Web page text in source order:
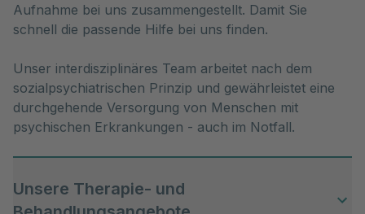
Aufnahme bei uns zusammengestellt. Damit Sie
schnell die passende Hilfe bei uns finden.
Unser interdisziplinäres Team arbeitet nach dem
sozialpsychiatrischen Prinzip und gewährleistet eine
durchgehende Versorgung von Menschen mit
psychischen Erkrankungen - auch im Notfall.
Unsere Therapie- und